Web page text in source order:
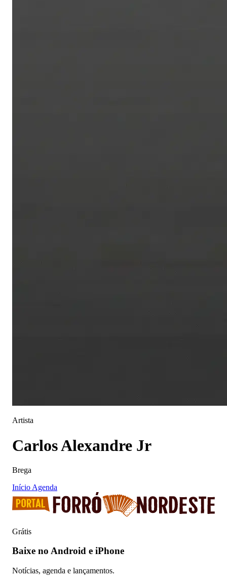
Artista
Carlos Alexandre Jr
Brega
Início Agenda
Grátis
Baixe no Android e iPhone
Notícias, agenda e lançamentos.